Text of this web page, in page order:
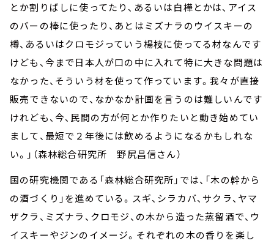
とか割りばしに使ってたり、あるいは白樺とかは、アイス
のバーの棒に使ったり、あとはミズナラのウイスキーの
樽、あるいはクロモジっていう楊枝に使ってる材なんです
けども、今まで日本人が口の中に入れて特に大きな問題は
なかった、そういう材を使って作っています。我々が直接
販売できないので、なかなか計画を言うのは難しいんです
けれども、今、民間の方が何とか作りたいと動き始めてい
まして、最短で２年後には飲めるようになるかもしれな
い。」（森林総合研究所 野尻昌信さん）
国の研究機関である「森林総合研究所」では、「木の幹から
の酒づくり」を進めている。スギ、シラカバ、サクラ、ヤマ
ザクラ、ミズナラ、クロモジ、の木から造った蒸留酒で、ウ
イスキーやジンのイメージ。それぞれの木の香りを楽し